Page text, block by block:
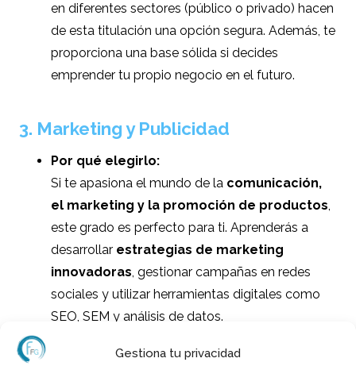
Gestiona tu privacidad
en diferentes sectores (público o privado) hacen
de esta titulación una opción segura. Además, te
proporciona una base sólida si decides
emprender tu propio negocio en el futuro.
3. Marketing y Publicidad
Por qué elegirlo:
Si te apasiona el mundo de la comunicación,
el marketing y la promoción de productos
este grado es perfecto para ti. Aprenderás a
desarrollar estrategias de marketing
innovadoras , gestionar campañas en redes
sociales y utilizar herramientas digitales como
SEO, SEM y análisis de datos.